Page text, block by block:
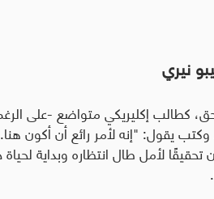
نيري
ليلتحق، كطالب إكليريكي متواضع -
وكتب يقول: "إنه لأمر رائع أن أكون
.